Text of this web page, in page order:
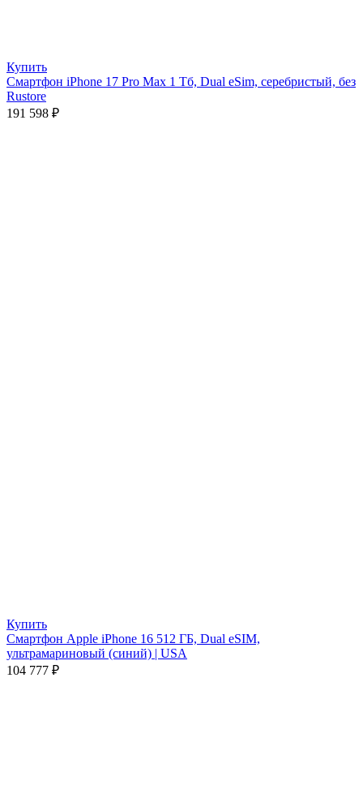
Купить
Смартфон iPhone 17 Pro Max 1 Тб, Dual eSim, серебристый, без
Rustore
191 598 ₽
Купить
Смартфон Apple iPhone 16 512 ГБ, Dual eSIM,
ультрамариновый (синий) | USA
104 777 ₽